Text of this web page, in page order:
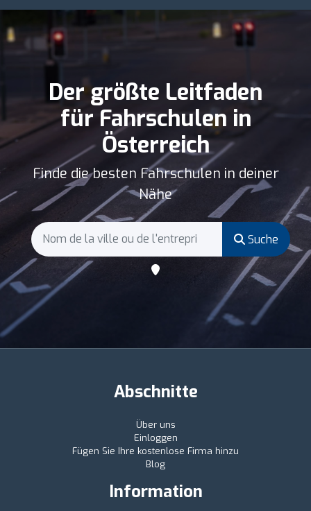
Der größte Leitfaden
für Fahrschulen in
Österreich
Finde die besten Fahrschulen in deiner
Nähe
Suche
Abschnitte
Über uns
Einloggen
Fügen Sie Ihre kostenlose Firma hinzu
Blog
Information